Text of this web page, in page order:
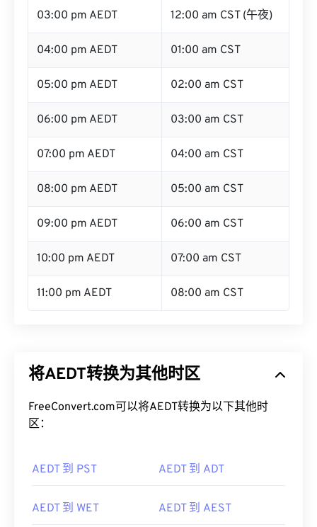
03:00 pm AEDT 12:00 am CST (午夜)
04:00 pm AEDT 01:00 am CST
05:00 pm AEDT 02:00 am CST
06:00 pm AEDT 03:00 am CST
07:00 pm AEDT 04:00 am CST
08:00 pm AEDT 05:00 am CST
09:00 pm AEDT 06:00 am CST
10:00 pm AEDT 07:00 am CST
11:00 pm AEDT 08:00 am CST
将AEDT转换为其他时区
FreeConvert.com可以将AEDT转换为以下其他时
区：
AEDT 到 PST AEDT 到 ADT
AEDT 到 WET AEDT 到 AEST